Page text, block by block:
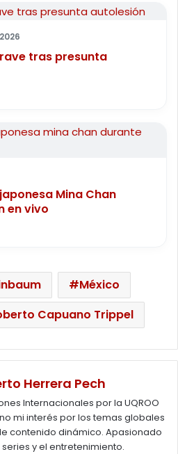
tras presunta
Mina Chan
en vivo
México
Capuano Trippel
Herrera Pech
Internacionales por la UQROO
mi interés por los temas globales
contenido dinámico. Apasionado
y el entretenimiento.